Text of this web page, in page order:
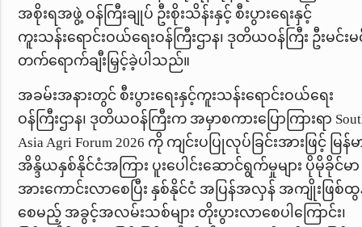
အစိုးရအဖွဲ့ ဝန်ကြီးချုပ် ဦးစိုးသိန်းနှင့် စီးပွားရေးနှင့်
ကူးသန်းရောင်းဝယ်ရေးဝန်ကြီးဌာန၊ ဒုတိယဝန်ကြီး ဦးမင်း
တက်ရောက်ချီးမြှင့်ခဲ့ပါသည်။
အခမ်းအနားတွင် စီးပွားရေးနှင့်ကူးသန်းရောင်းဝယ်ရေး
ဝန်ကြီးဌာန၊ ဒုတိယဝန်ကြီးက အမှာစကားပြောကြားရာ
Asia Agri Forum 2026 ကို ကျင်းပပြုလုပ်ခြင်းအားဖြင့် မြန်မ
အိန္ဒိယနှစ်နိုင်ငံအကြား ပူးပေါင်းဆောင်ရွက်မှုများ ပိုမိုခိုင်မာ
အားကောင်းလာစေပြီး နှစ်နိုင်ငံ အပြန်အလှန် အကျိုးဖြစ်ထွ
စေမည့် အခွင့်အလမ်းသစ်များ တိုးပွားလာစေပါကြောင်း၊